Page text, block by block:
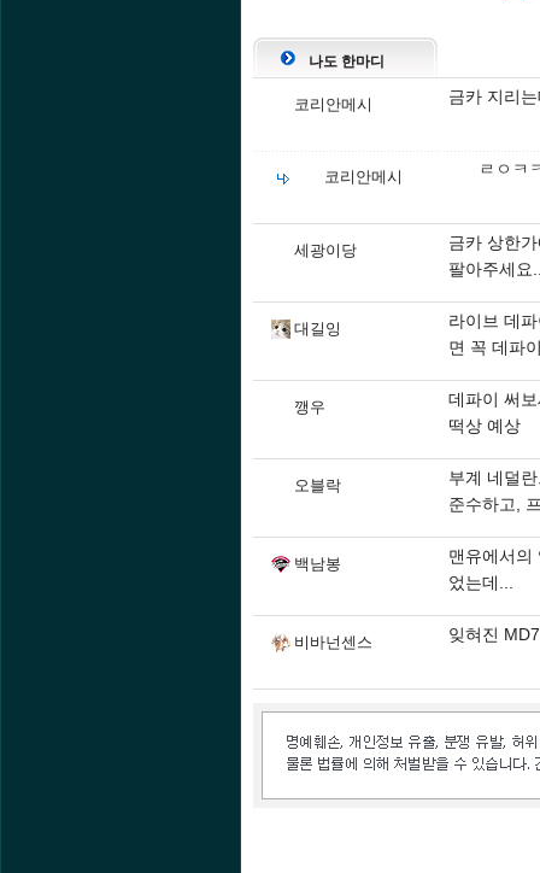
나도 한마디
코리안메시 금카 지리
코리안메시 ㄹㅇㅋ
세광이당
금카 상한
팔아주세요
대길잉
라이브 데
면 꼭 데파
깽우
데파이 써
떡상 예상
오블락
부계 네덜
준수하고,
백남봉
맨유에서의
었는데...
비바넌센스 잊혀진